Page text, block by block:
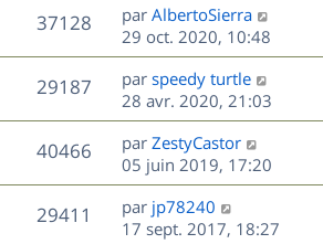
g
e
s
s
a
g
e
s
r
m
e
s
s
a
g
e
e
s
n
i
e
r
m
e
s
s
a
g
e
37128V
u
D
e
r
n
i
e
r
m
e
s
s
par AlbertoSierra
29 oct. 2020, 10:48
29187V
u
e
D
e
r
n
i
e
r
m
par speedy turtle
28 avr. 2020, 21:03
40466V
u
D
e
r
n
i
par ZestyCastor
05 juin 2019, 17:20
29411
D
e
par jp78240
17 sept. 2017, 18:27